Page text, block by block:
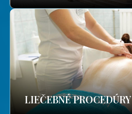
LIEČEBNÉ PROCEDÚRY